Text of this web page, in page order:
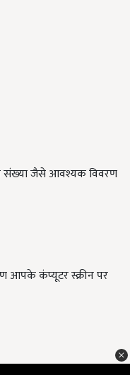
संख्या जैसे आवश्यक विवरण
आपके कंप्यूटर स्क्रीन पर